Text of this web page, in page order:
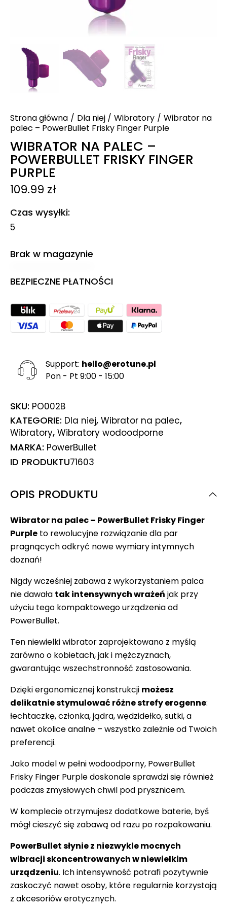
Strona główna Dla niej Wibratory
Wibrator na
palec – PowerBullet Frisky Finger Purple
WIBRATOR NA PALEC –
POWERBULLET FRISKY FINGER
PURPLE
109.99 zł
Czas wysyłki
5
Brak w magazynie
BEZPIECZNE PŁATNOŚCI
Support: hello@erotune.pl
Pon - Pt 9:00 - 15:00
SKU: PO002B
KATEGORIE: Dla niej, Wibrator na palec,
Wibratory, Wibratory wodoodporne
MARKA: PowerBullet
ID PRODUKTU71603
OPIS PRODUKTU
Wibrator na palec – PowerBullet Frisky Finger
Purple to rewolucyjne rozwiązanie dla par
pragnących odkryć nowe wymiary intymnych
doznań!
Nigdy wcześniej zabawa z wykorzystaniem palca
nie dawała tak intensywnych wrażeń jak przy
użyciu tego kompaktowego urządzenia od
PowerBullet.
Ten niewielki wibrator zaprojektowano z myślą
zarówno o kobietach, jak i mężczyznach,
gwarantując wszechstronność zastosowania.
Dzięki ergonomicznej konstrukcji możesz
delikatnie stymulować różne strefy erogenne:
łechtaczkę, członka, jądra, wędzidełko, sutki, a
nawet okolice analne – wszystko zależnie od Twoich
preferencji.
Jako model w pełni wodoodporny, PowerBullet
Frisky Finger Purple doskonale sprawdzi się również
podczas zmysłowych chwil pod prysznicem.
W komplecie otrzymujesz dodatkowe baterie, byś
mógł cieszyć się zabawą od razu po rozpakowaniu.
PowerBullet słynie z niezwykle mocnych
wibracji skoncentrowanych w niewielkim
urządzeniu. Ich intensywność potrafi pozytywnie
zaskoczyć nawet osoby, które regularnie korzystają
z akcesoriów erotycznych.